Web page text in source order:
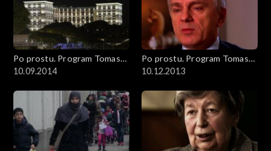
Po prostu. Program Tomasza
Sekielskiego
10.09.2014
Po prostu. Program Tomasza
Sekielskiego
10.12.2013